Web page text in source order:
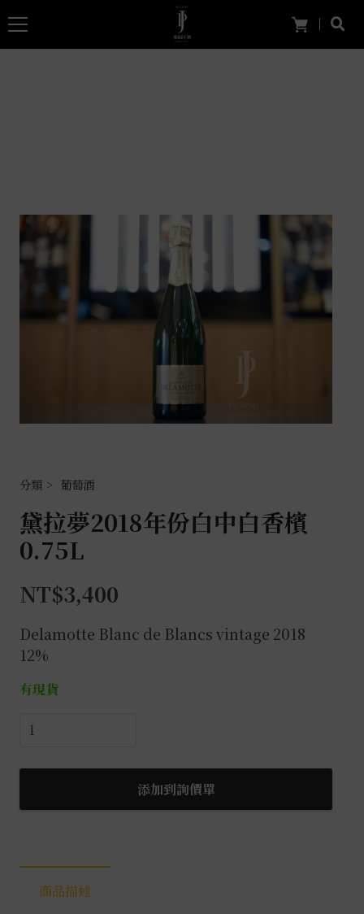
葡萄酒
黛拉夢2018年份白中白香檳
0.75L
NT$3,400
Delamotte Blanc de Blancs vintage 2018
12%
有現貨
黛
夢
年
中
添加到詢價單
商品描述